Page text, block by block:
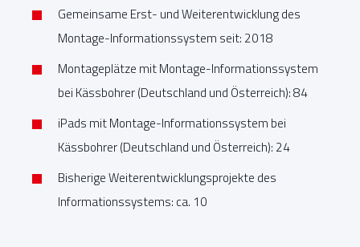
Gemeinsame Erst- und Weiterentwicklung des
Montage-Informationssystem seit: 2018
Montageplätze mit Montage-Informationssystem
bei Kässbohrer (Deutschland und Österreich): 84
iPads mit Montage-Informationssystem bei
Kässbohrer (Deutschland und Österreich): 24
Bisherige Weiterentwicklungsprojekte des
Informationssystems: ca. 10